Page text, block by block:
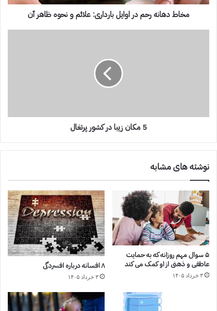
مخاط دهانه رحم در اوایل بارداری: علائم و نحوه ظاهر آن
5 مکان زیبا در کشور پرتغال
نوشته های مشابه
۵ سوال مهم روزانه که به حمایت
عاطفی و ذهنی از او کمک می کند
۳ خرداد ۱۴۰۵
۸ افسانه درباره افسردگی
۳ خرداد ۱۴۰۵